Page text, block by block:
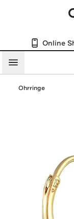
Online
Menü
Ohrringe